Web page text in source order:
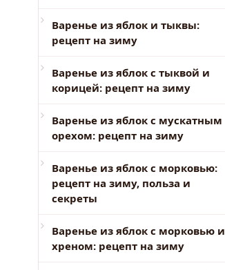
Варенье из яблок и тыквы:
рецепт на зиму
Варенье из яблок с тыквой и
корицей: рецепт на зиму
Варенье из яблок с мускатным
орехом: рецепт на зиму
Варенье из яблок с морковью:
рецепт на зиму, польза и
секреты
Варенье из яблок с морковью и
хреном: рецепт на зиму